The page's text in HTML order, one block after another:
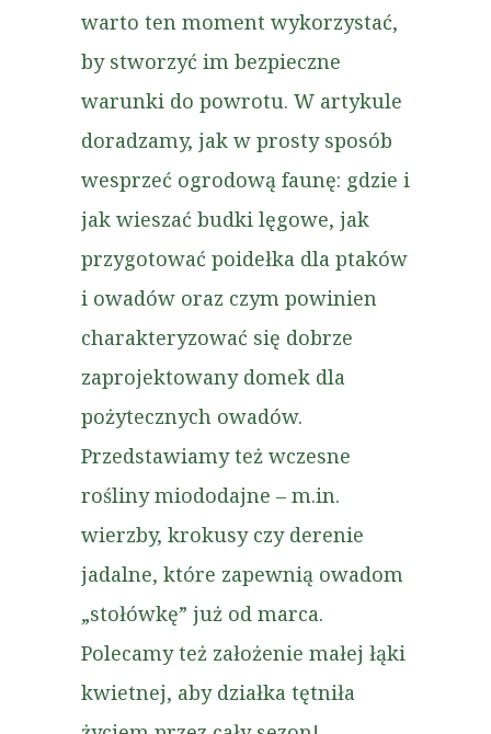
warto ten moment wykorzystać,
by stworzyć im bezpieczne
warunki do powrotu. W artykule
doradzamy, jak w prosty sposób
wesprzeć ogrodową faunę: gdzie i
jak wieszać budki lęgowe, jak
przygotować poidełka dla ptaków
i owadów oraz czym powinien
charakteryzować się dobrze
zaprojektowany domek dla
pożytecznych owadów.
Przedstawiamy też wczesne
rośliny miododajne – m.in.
wierzby, krokusy czy derenie
jadalne, które zapewnią owadom
„stołówkę” już od marca.
Polecamy też założenie małej łąki
kwietnej, aby działka tętniła